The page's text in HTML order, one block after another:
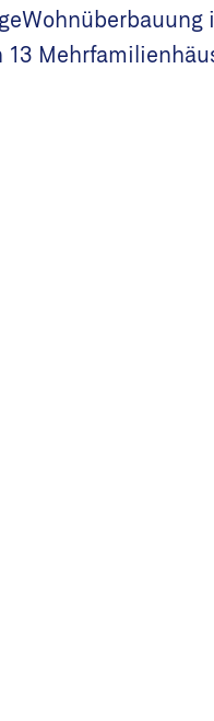
mit total 104